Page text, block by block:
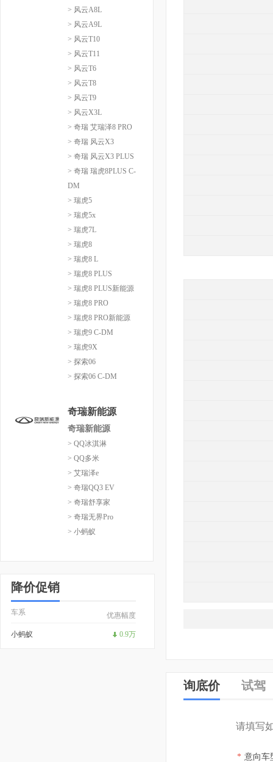
> 风云A8L
> 风云A9L
> 风云T10
> 风云T11
> 风云T6
> 风云T8
> 风云T9
> 风云X3L
> 奇瑞 艾瑞泽8 PRO
> 奇瑞 风云X3
> 奇瑞 风云X3 PLUS
> 奇瑞 瑞虎8PLUS C-
DM
> 瑞虎5
> 瑞虎5x
> 瑞虎7L
> 瑞虎8
> 瑞虎8 L
> 瑞虎8 PLUS
> 瑞虎8 PLUS新能源
> 瑞虎8 PRO
> 瑞虎8 PRO新能源
> 瑞虎9 C-DM
> 瑞虎9X
> 探索06
> 探索06 C-DM
奇瑞新能源
奇瑞新能源
> QQ冰淇淋
> QQ多米
> 艾瑞泽e
> 奇瑞QQ3 EV
> 奇瑞舒享家
> 奇瑞无界Pro
> 小蚂蚁
降价促销
车系 优惠幅度
小蚂蚁 0.9万
询底价 试驾
请填写
* 意向车